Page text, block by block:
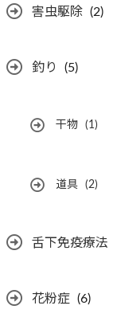
害虫駆除 (2)
釣り (5)
干物 (1)
道具 (2)
舌下免疫療法
花粉症 (6)